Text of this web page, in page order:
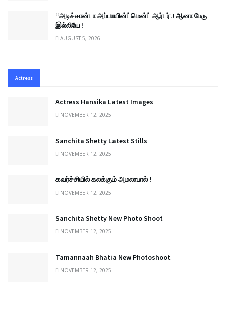
“அடிச்சான்டா அப்பாயின்ட்மென்ட் ஆர்டர்.! ஆனா பேரு
இல்லியே !
AUGUST 5, 2026
Actress
Actress Hansika Latest Images
NOVEMBER 12, 2025
Sanchita Shetty Latest Stills
NOVEMBER 12, 2025
கவர்ச்சியில் கலக்கும் அமலாபால் !
NOVEMBER 12, 2025
Sanchita Shetty New Photo Shoot
NOVEMBER 12, 2025
Tamannaah Bhatia New Photoshoot
NOVEMBER 12, 2025